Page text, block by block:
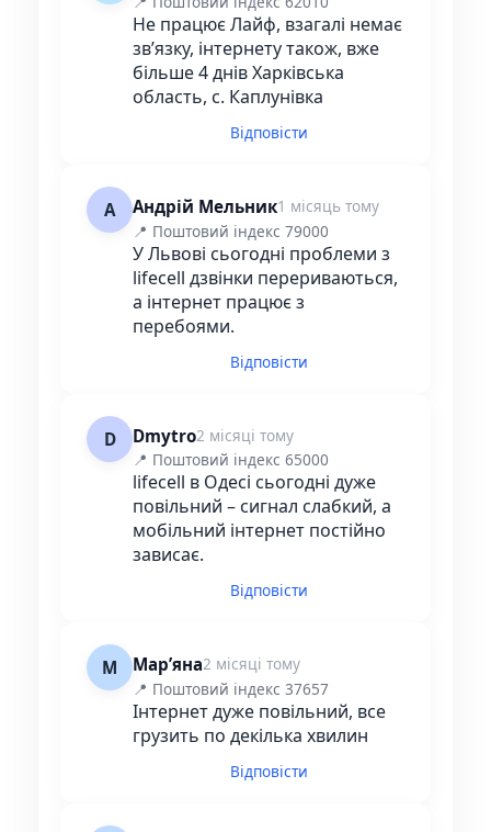
Не працює Лайф, взагалі немає
звʼязку, інтернету також, вже
більше 4 днів Харківська
область, с. Каплунівка
Відповісти
А Андрій Мельник1 місяць тому
📍 Поштовий індекс 79000
У Львові сьогодні проблеми з
lifecell дзвінки перериваються,
а інтернет працює з
перебоями.
Відповісти
D Dmytro2 місяці тому
📍 Поштовий індекс 65000
lifecell в Одесі сьогодні дуже
повільний – сигнал слабкий, а
мобільний інтернет постійно
зависає.
Відповісти
М Марʼяна2 місяці тому
📍 Поштовий індекс 37657
Інтернет дуже повільний, все
грузить по декілька хвилин
Відповісти